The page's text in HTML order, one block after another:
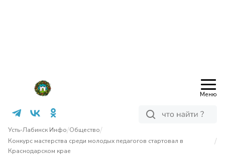
Меню
Усть-Лабинск Инфо/Общество/
Конкурс мастерства среди молодых педагогов стартовал в
Краснодарском крае
/